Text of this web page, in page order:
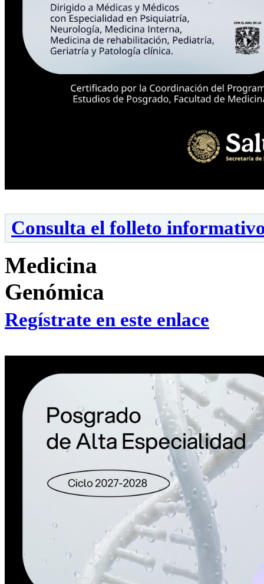
Consulta el folleto
Medicina
Genómica
Regístrate en este enlace